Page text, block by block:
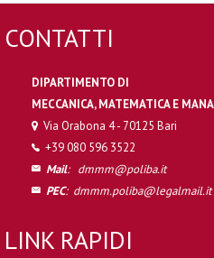
CONTATTI
DIPARTIMENTO DI
MECCANICA, MATEMATICA E
Via Orabona 4 - 70125 Bari
+39 080 596 3522
Mail: dmmm@poliba.it
PEC: dmmm.poliba@legalmail.it
LINK RAPIDI